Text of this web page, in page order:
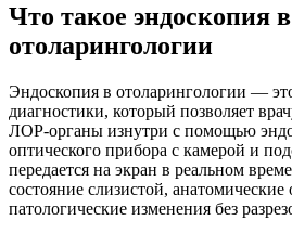
Что такое эндоскопия в
отоларингологии
Эндоскопия в отоларингологии —
диагностики, который позволяет
ЛОР-органы изнутри с помощью
оптического прибора с камерой и
передается на экран в реальном
состояние слизистой, анатомические
патологические изменения без